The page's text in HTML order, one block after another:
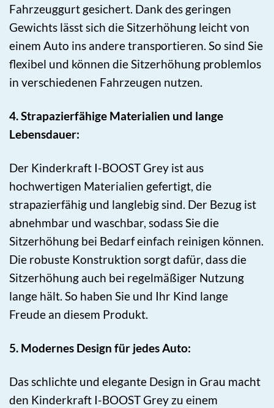
Fahrzeuggurt gesichert. Dank des geringen
Gewichts lässt sich die Sitzerhöhung leicht von
einem Auto ins andere transportieren. So sind Sie
flexibel und können die Sitzerhöhung problemlos
in verschiedenen Fahrzeugen nutzen.
4. Strapazierfähige Materialien und lange
Lebensdauer:
Der Kinderkraft I-BOOST Grey ist aus
hochwertigen Materialien gefertigt, die
strapazierfähig und langlebig sind. Der Bezug ist
abnehmbar und waschbar, sodass Sie die
Sitzerhöhung bei Bedarf einfach reinigen können.
Die robuste Konstruktion sorgt dafür, dass die
Sitzerhöhung auch bei regelmäßiger Nutzung
lange hält. So haben Sie und Ihr Kind lange
Freude an diesem Produkt.
5. Modernes Design für jedes Auto:
Das schlichte und elegante Design in Grau macht
den Kinderkraft I-BOOST Grey zu einem